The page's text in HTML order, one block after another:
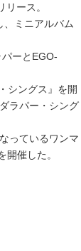
ース。
ミニアルバム
ーとEGO-
シングス』を開
ラパー・シング
っているワンマ
開催した。